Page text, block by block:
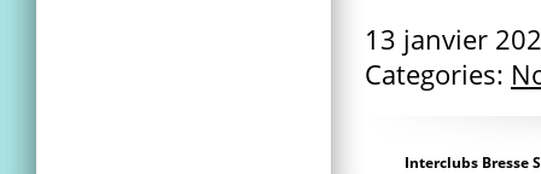
13 janvier
Categories:
Interclubs Bresse